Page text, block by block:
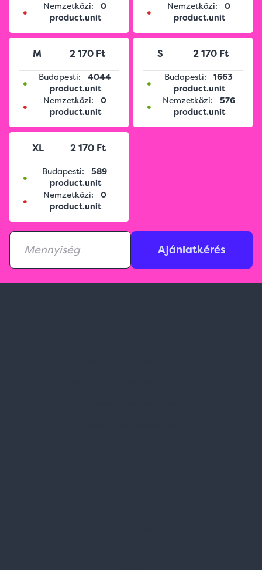
• Nemzetközi:
0
product.unit
• Nemzetközi:
0
product.unit
M 2 170 Ft
• Budapesti:
4044
product.unit
• Nemzetközi:
0
product.unit
S 2 170 Ft
• Budapesti:
1663
product.unit
• Nemzetközi:
576
product.unit
XL 2 170 Ft
• Budapesti:
589
product.unit
• Nemzetközi:
0
product.unit
Ajánlatkérés